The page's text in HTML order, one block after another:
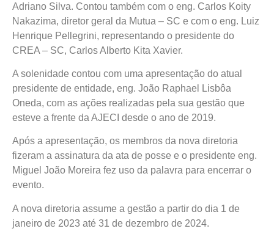
Adriano Silva. Contou também com o eng. Carlos Koity
Nakazima, diretor geral da Mutua – SC e com o eng. Luiz
Henrique Pellegrini, representando o presidente do
CREA – SC, Carlos Alberto Kita Xavier.
A solenidade contou com uma apresentação do atual
presidente de entidade, eng. João Raphael Lisbôa
Oneda, com as ações realizadas pela sua gestão que
esteve a frente da AJECI desde o ano de 2019.
Após a apresentação, os membros da nova diretoria
fizeram a assinatura da ata de posse e o presidente eng.
Miguel João Moreira fez uso da palavra para encerrar o
evento.
A nova diretoria assume a gestão a partir do dia 1 de
janeiro de 2023 até 31 de dezembro de 2024.